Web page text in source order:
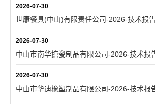
2026-07-30
世康餐具(中山)有限责任公司-2026-技术报
2026-07-30
中山市南华搪瓷制品有限公司-2026-技术报
2026-07-30
中山市华迪橡塑制品有限公司-2026-技术报